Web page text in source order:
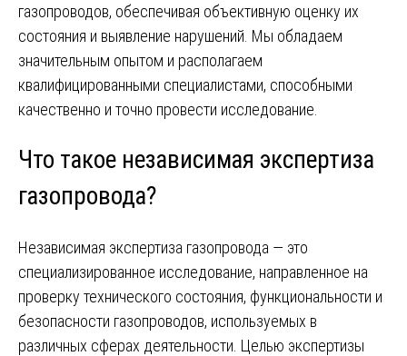
газопроводов, обеспечивая объективную оценку их
состояния и выявление нарушений. Мы обладаем
значительным опытом и располагаем
квалифицированными специалистами, способными
качественно и точно провести исследование.
Что такое независимая экспертиза
газопровода?
Независимая экспертиза газопровода — это
специализированное исследование, направленное на
проверку технического состояния, функциональности и
безопасности газопроводов, используемых в
различных сферах деятельности. Целью экспертизы